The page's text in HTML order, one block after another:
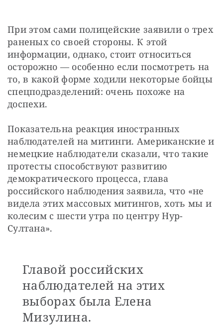
При этом сами полицейские заявили о трех
раненых со своей стороны. К этой
информации, однако, стоит относиться
осторожно — особенно если посмотреть на
то, в какой форме ходили некоторые бойцы
спецподразделений: очень похоже на
доспехи.
Показательна реакция иностранных
наблюдателей на митинги. Американские и
немецкие наблюдатели сказали, что такие
протесты способствуют развитию
демократического процесса, глава
российского наблюдения заявила, что «не
видела этих массовых митингов, хоть мы и
колесим с шести утра по центру Нур-
Султана».
Главой российских
наблюдателей на этих
выборах была Елена
Мизулина.